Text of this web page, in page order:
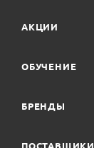
АКЦИИ
ОБУЧЕНИЕ
БРЕНДЫ
ПОСТАВЩИКИ